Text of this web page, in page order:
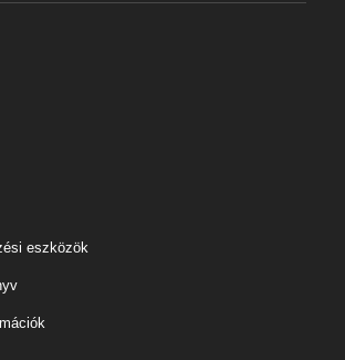
eszközök